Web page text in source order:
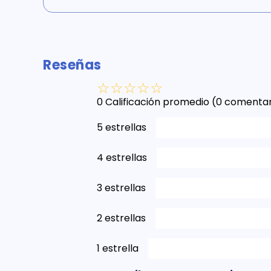
Reseñas
☆☆☆☆☆
0 Calificación promedio (0
5 estrellas
4 estrellas
3 estrellas
2 estrellas
1 estrella